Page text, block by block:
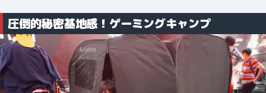
圧倒的秘密基地感！ゲーミングキャンプ